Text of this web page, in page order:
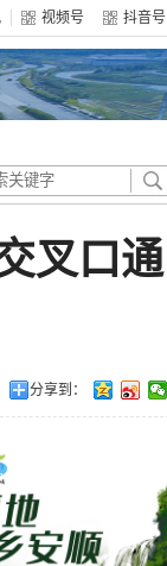
视频号 抖音号
叉口通
分享到：